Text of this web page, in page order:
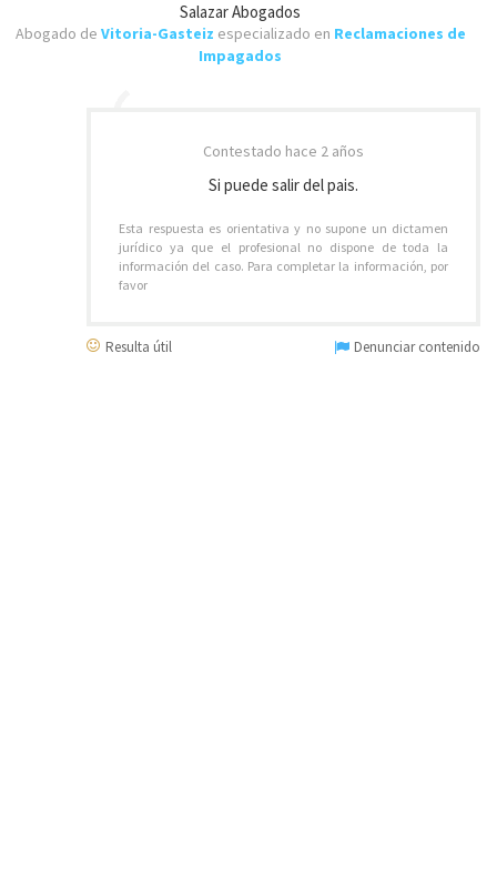
Salazar Abogados
Abogado de Vitoria-Gasteiz especializado en Reclamaciones de
Impagados
Contestado hace 2 años
Si puede salir del pais.
Esta respuesta es orientativa y no supone un dictamen
jurídico ya que el profesional no dispone de toda la
información del caso. Para completar la información, por
favor
Resulta útil Denunciar contenido